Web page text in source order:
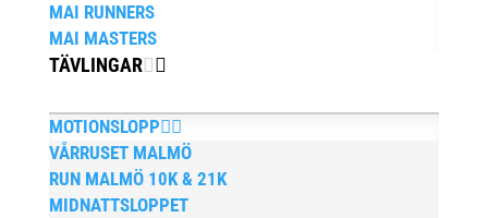
MAI RUNNERS
MAI MASTERS
TÄVLINGAR
MOTIONSLOPP
VÅRRUSET MALMÖ
RUN MALMÖ 10K & 21K
MIDNATTSLOPPET